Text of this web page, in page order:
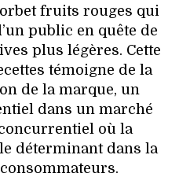
fruits rouges qui
public en quête de
plus légères. Cette
témoigne de la
de la marque, un
dans un marché
où la
déterminant dans la